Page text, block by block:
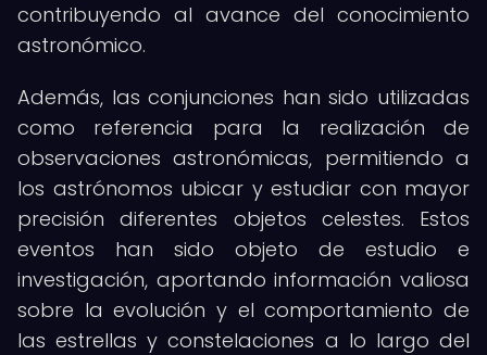
contribuyendo al avance del conocimiento
astronómico.
Además, las conjunciones han sido utilizadas
como referencia para la realización de
observaciones astronómicas, permitiendo a
los astrónomos ubicar y estudiar con mayor
precisión diferentes objetos celestes. Estos
eventos han sido objeto de estudio e
investigación, aportando información valiosa
sobre la evolución y el comportamiento de
las estrellas y constelaciones a lo largo del